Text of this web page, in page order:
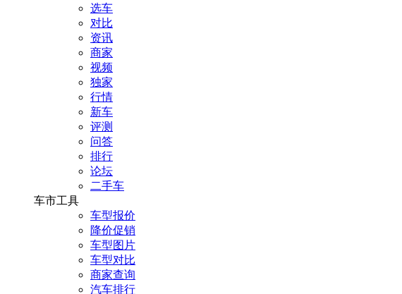
选车
对比
资讯
商家
视频
独家
行情
新车
评测
问答
排行
论坛
二手车
车市工具
车型报价
降价促销
车型图片
车型对比
商家查询
汽车排行